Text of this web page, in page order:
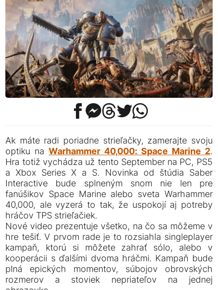
Ak máte radi poriadne strieľačky, zamerajte svoju
optiku naWarhammer 40,000: Space Marine 2.
Hra totiž vychádza už tento September na PC, PS5
a Xbox Series X a S. Novinka od štúdia Saber
Interactive bude splneným snom nie len pre
fanúšikov Space Marine alebo sveta Warhammer
40,000, ale vyzerá to tak, že uspokojí aj potreby
hráčov TPS strieľačiek.
Nové video prezentuje všetko, na čo sa môžeme v
hre tešiť. V prvom rade je to rozsiahla singleplayer
kampaň, ktorú si môžete zahrať sólo, alebo v
kooperácii s ďalšími dvoma hráčmi. Kampaň bude
plná epických momentov, súbojov obrovských
rozmerov a stoviek nepriateľov na jednej